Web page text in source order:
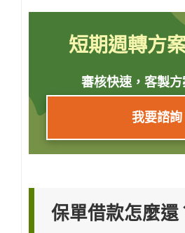
短期週轉方
審核快速，客製
我要諮詢
保單借款怎麼還